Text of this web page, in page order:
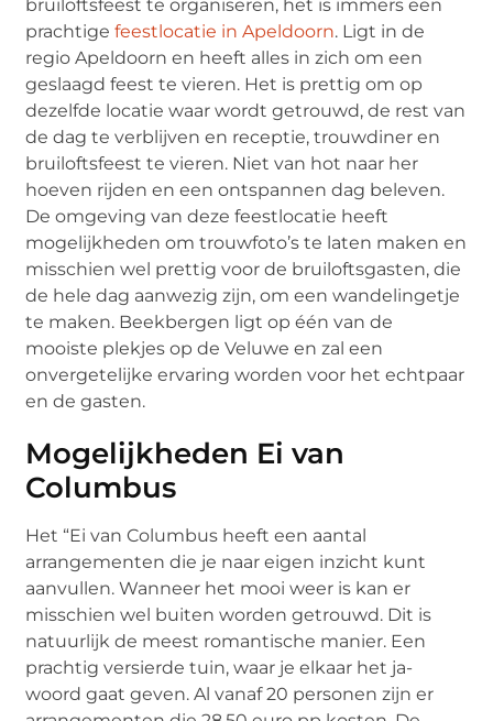
bruiloftsfeest te organiseren, het is immers een
prachtigefeestlocatie in Apeldoorn. Ligt in de
regio Apeldoorn en heeft alles in zich om een
geslaagd feest te vieren. Het is prettig om op
dezelfde locatie waar wordt getrouwd, de rest van
de dag te verblijven en receptie, trouwdiner en
bruiloftsfeest te vieren. Niet van hot naar her
hoeven rijden en een ontspannen dag beleven.
De omgeving van deze feestlocatie heeft
mogelijkheden om trouwfoto’s te laten maken en
misschien wel prettig voor de bruiloftsgasten, die
de hele dag aanwezig zijn, om een wandelingetje
te maken. Beekbergen ligt op één van de
mooiste plekjes op de Veluwe en zal een
onvergetelijke ervaring worden voor het echtpaar
en de gasten.
Mogelijkheden Ei van
Columbus
Het “Ei van Columbus heeft een aantal
arrangementen die je naar eigen inzicht kunt
aanvullen. Wanneer het mooi weer is kan er
misschien wel buiten worden getrouwd. Dit is
natuurlijk de meest romantische manier. Een
prachtig versierde tuin, waar je elkaar het ja-
woord gaat geven. Al vanaf 20 personen zijn er